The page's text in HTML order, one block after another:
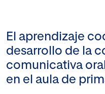
El aprendizaje
desarrollo de la
comunicativa
en el aula de